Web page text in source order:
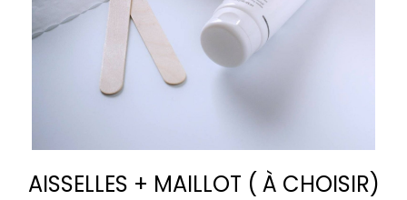
AISSELLES + MAILLOT ( À CHOISIR)